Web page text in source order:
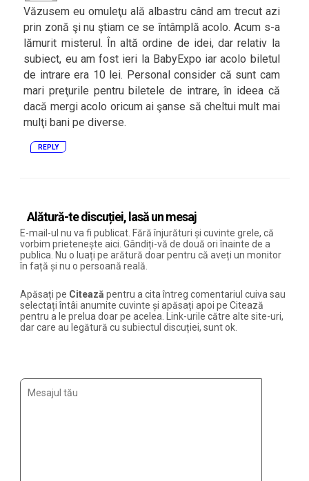
Văzusem eu omuleţu ală albastru când am trecut azi
prin zonă şi nu ştiam ce se întâmplă acolo. Acum s-a
lămurit misterul. În altă ordine de idei, dar relativ la
subiect, eu am fost ieri la BabyExpo iar acolo biletul
de intrare era 10 lei. Personal consider că sunt cam
mari preţurile pentru biletele de intrare, în ideea că
dacă mergi acolo oricum ai şanse să cheltui mult mai
mulţi bani pe diverse.
REPLY
Alătură-te discuției, lasă un mesaj
E-mail-ul nu va fi publicat. Fără înjurături și cuvinte grele, că
vorbim prietenește aici. Gândiți-vă de două ori înainte de a
publica. Nu o luați pe arătură doar pentru că aveți un monitor
în față și nu o persoană reală.
Apăsați pe Citează pentru a cita întreg comentariul cuiva sau
selectați întâi anumite cuvinte și apăsați apoi pe Citează
pentru a le prelua doar pe acelea. Link-urile către alte site-uri,
dar care au legătură cu subiectul discuției, sunt ok.